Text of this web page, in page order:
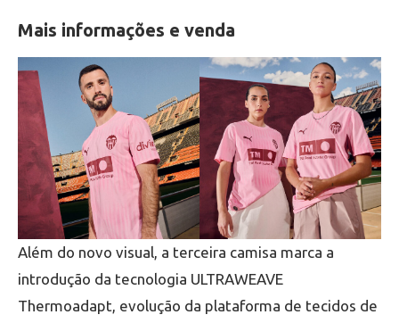
Mais informações e venda
Além do novo visual, a terceira camisa marca a
introdução da tecnologia ULTRAWEAVE
Thermoadapt, evolução da plataforma de tecidos de